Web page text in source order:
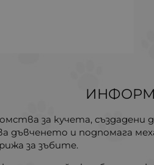
за кучета, създадени
дъвченето и подпомага
за зъбите.